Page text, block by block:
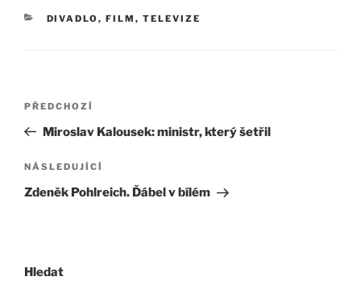
RUBRIKY
DIVADLO, FILM, TELEVIZE
Navigace
příspěvek
Předchozí
příspěvek
PŘEDCHOZÍ
Miroslav Kalousek: ministr, který šetřil
Následující
příspěvek
NÁSLEDUJÍCÍ
Zdeněk Pohlreich. Ďábel v bílém
Hledat